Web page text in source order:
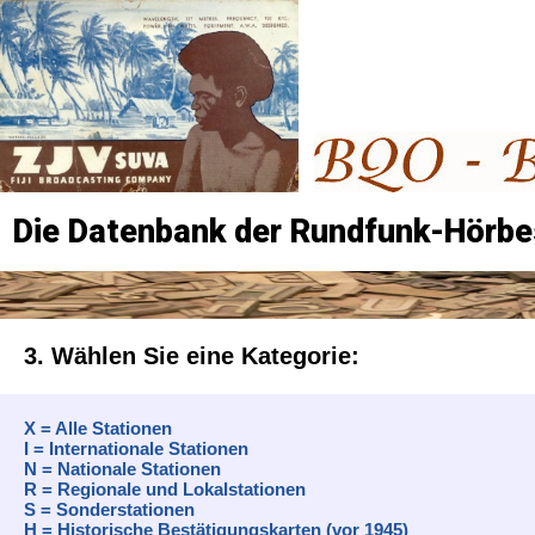
Die Datenbank der Rundfunk-
3. Wählen Sie eine Kategorie:
X = Alle Stationen
I = Internationale Stationen
N = Nationale Stationen
R = Regionale und Lokalstationen
S = Sonderstationen
H = Historische Bestätigungskarten (vor 1945)